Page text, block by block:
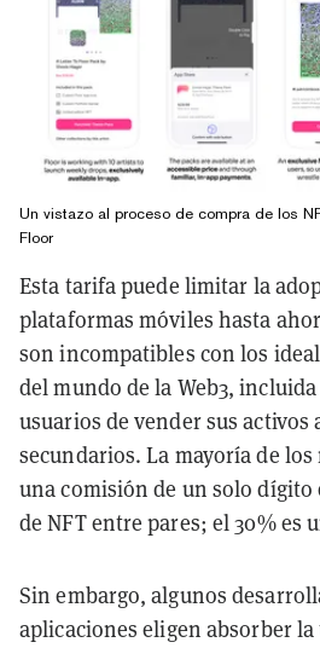
Un vistazo al proceso de compra de los
Floor
Esta tarifa puede limitar la
plataformas móviles hasta
son incompatibles con los
del mundo de la Web3,
usuarios de vender sus activos
secundarios. La mayoría de
una comisión de un solo dígito
de NFT entre pares; el 30% es
Sin embargo, algunos
aplicaciones eligen absorber